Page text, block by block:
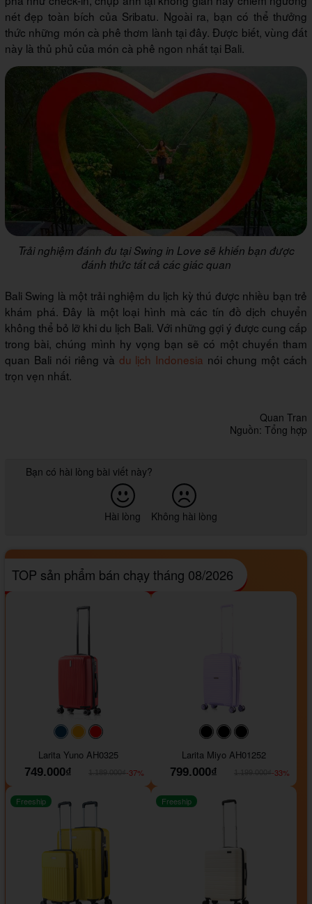
nét đẹp toàn bích của Sribatu. Ngoài ra, bạn có thể thưởng
thức những món cà phê thơm lành tại đây. Được biết, vùng đất
này là thủ phủ của món cà phê ngon nhất tại Bali.
Trải nghiệm đánh đu tại Swing in Love sẽ khiến bạn được
đánh thức tất cả các giác quan
Bali Swing là một trải nghiệm du lịch kỳ thú được nhiều bạn trẻ
khám phá. Đây là một loại hình mà các tín đồ dịch chuyển
không thể bỏ lỡ khi du lịch Bali. Với những gợi ý được cung cấp
trong bài, chúng mình hy vọng bạn sẽ có một chuyến tham
quan Bali nói riêng và du lịch Indonesia nói chung một cách
trọn vẹn nhất.
Quan Tran
Nguồn: Tổng hợp
Bạn có hài lòng bài viết này?
Hài lòng Không hài lòng
TOP sản phẩm bán chạy tháng 08/2026
#093f69#ffa500
Larita Yuno AH0325
749.000₫
-37%
#000000#000000
Larita Miyo AH01252
799.000₫
-33%
Freeship Freeship